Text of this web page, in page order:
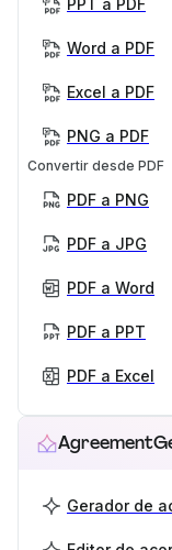
PPT a PDF
Word a PDF
Excel a PDF
PNG a PDF
Convertir desde PDF
PDF a PNG
PDF a JPG
PDF a Word
PDF a PPT
PDF a Excel
Gerador de